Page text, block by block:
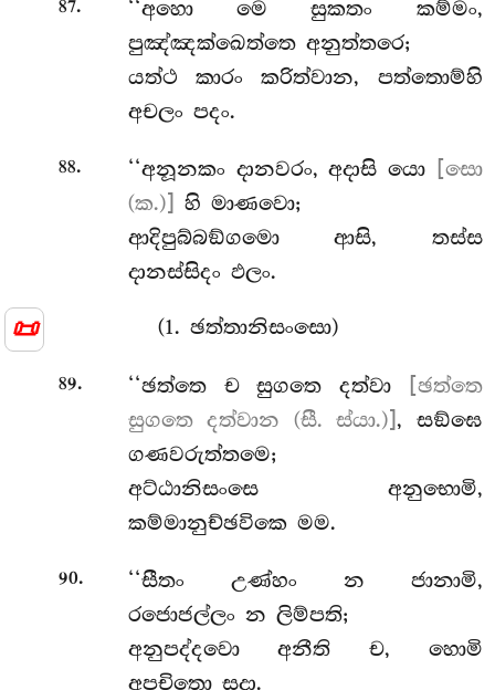
📜
87.
‘‘අහො මෙ සුකතං කම්මං,
පුඤ්ඤක්ඛෙත්තෙ අනුත්තරෙ;
යත්ථ කාරං කරිත්වාන, පත්තොම්හි
අචලං පදං.
88. ‘‘අනූනකං දානවරං, අදාසි යො
[සො
(ක.)]
හි මාණවො;
ආදිපුබ්බඞ්ගමොආසි, තස්ස
දානස්සිදං ඵලං.
(1. ඡත්තානිසංසො)
89. ‘‘ඡත්තෙ ච සුගතෙ දත්වා
[ඡත්තෙ
සුගතෙ දත්වාන (සී. ස්යා.)], සඞ්ඝෙ
ගණවරුත්තමෙ;
අට්ඨානිසංසෙ අනුභොමි,
කම්මානුච්ඡවිකෙ මම.
90. ‘‘සීතං උණ්හං න ජානාමි,
රජොජල්ලං න ලිම්පති;
අනුපද්දවො අනීති ච, හොමි
අපචිතො සදා.